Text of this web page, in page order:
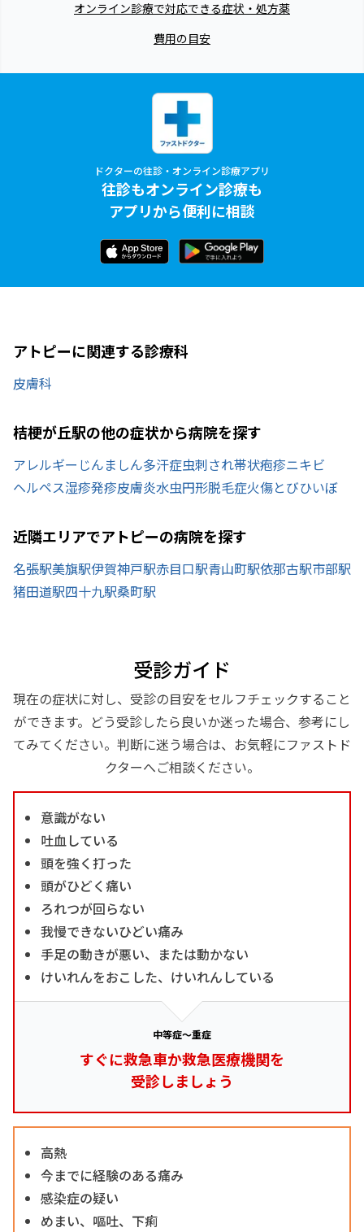
オンライン診療で対応できる症状・処方薬
費用の目安
ドクターの往診・オンライン診療アプリ
往診もオンライン診療も
アプリから便利に相談
アトピーに関連する診療科
皮膚科
桔梗が丘駅の他の症状から病院を探す
アレルギー じんましん多汗症虫刺され帯状疱疹ニキビ
ヘルペス湿疹発疹皮膚炎水虫円形脱毛症火傷とびひいぼ
近隣エリアでアトピーの病院を探す
名張駅美旗駅伊賀神戸駅赤目口駅青山町駅依那古駅市部駅
猪田道駅四十九駅桑町駅
受診ガイド
現在の症状に対し、受診の目安をセルフチェックすること
ができます。どう受診したら良いか迷った場合、参考にし
てみてください。判断に迷う場合は、お気軽にファストド
クターへご相談ください。
意識がない
吐血している
頭を強く打った
頭がひどく痛い
ろれつが回らない
我慢できないひどい痛み
手足の動きが悪い、または動かない
けいれんをおこした、けいれんしている
中等症～重症
すぐに救急車か救急医療機関を
受診しましょう
高熱
今までに経験のある痛み
感染症の疑い
めまい、嘔吐、下痢